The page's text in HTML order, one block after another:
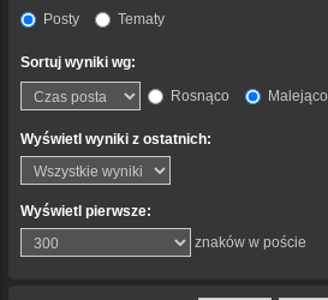
Posty
Tematy
Sortuj wyniki wg:
Rosnąco
Malejąco
Wyświetl wyniki z ostatnich:
Wyświetl pierwsze:
znaków w poście